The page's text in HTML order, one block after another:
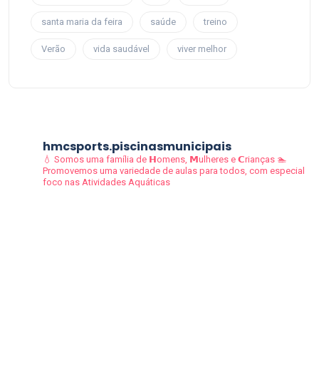
santa maria da feira saúde treino
Verão vida saudável viver melhor
hmcsports.piscinasmunicipais
💧 Somos uma família de 𝗛omens, 𝗠ulheres e 𝗖rianças🏊
Promovemos uma variedade de aulas para todos, com especial
foco nas Atividades Aquáticas